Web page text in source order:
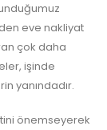
eve nakliyat
çok daha
işinde
yanındadır.
önemseyerek